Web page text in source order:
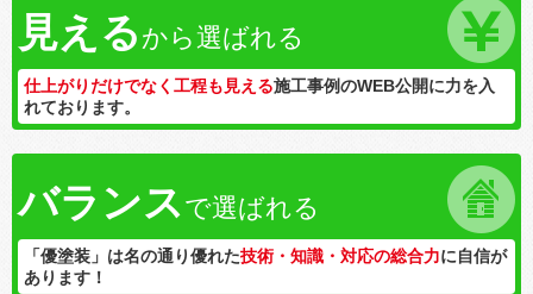
見える から選ばれる
仕上がりだけでなく工程も見える施工事例のWEB公開に力を入
れております。
バランスで選ばれる
「優塗装」は名の通り優れた技術・知識・対応の総合力に自信が
あります！